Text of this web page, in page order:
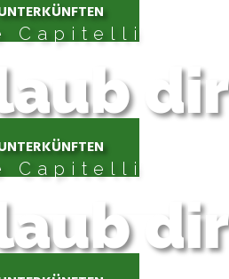
Capitelli
Capitelli